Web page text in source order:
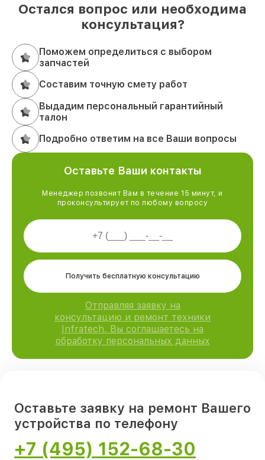
Остался вопрос или необходима
консультация?
Поможем определиться с выбором
запчастей
Составим точную смету работ
Выдадим персональный гарантийный
талон
Подробно ответим на все Ваши вопросы
Оставьте Ваши контакты
Менеджер позвонит Вам в течение 15 минут, и
проконсультирует по любому вопросу
Получить бесплатную консультацию
Отправляя заявку на
консультацию и ремонт техники
Infratech, Вы соглашаетесь на
обработку персональных данных
Оставьте заявку на ремонт Вашего
устройства по телефону
+7 (495) 152-68-30